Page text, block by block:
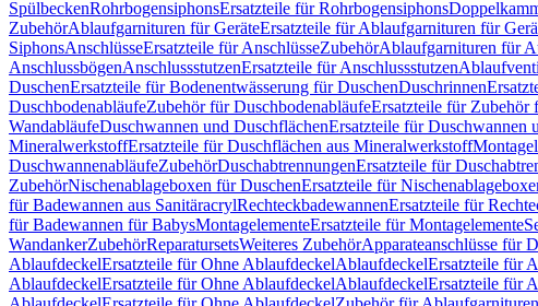
SpülbeckenRohrbogensiphonsErsatzteile für Rohrbogensiphons
ZubehörAblaufgarnituren für GeräteErsatzteile für Ablaufgarnituren für
SiphonsAnschlüsseErsatzteile für AnschlüsseZubehörAblaufgarnituren für
AnschlussbögenAnschlussstutzenErsatzteile für Anschlussstutzen
DuschenErsatzteile für Bodenentwässerung für DuschenDuschrinnen
DuschbodenabläufeZubehör für DuschbodenabläufeErsatzteile für Zubehör
WandabläufeDuschwannen und DuschflächenErsatzteile für Duschwannen
MineralwerkstoffErsatzteile für Duschflächen aus Mineralwerkstoff
DuschwannenabläufeZubehörDuschabtrennungenErsatzteile für
ZubehörNischenablageboxen für DuschenErsatzteile für
für Badewannen aus SanitäracrylRechteckbadewannenErsatzteile für
für Badewannen für BabysMontagelementeErsatzteile für Montagelemente
WandankerZubehörReparatursetsWeiteres ZubehörApparateanschlüsse für
AblaufdeckelErsatzteile für Ohne AblaufdeckelAblaufdeckelErsatzteile für
AblaufdeckelErsatzteile für Ohne AblaufdeckelAblaufdeckelErsatzteile für